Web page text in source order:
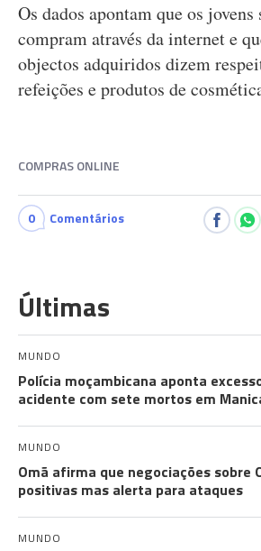
Os dados apontam que os
compram através da internet e
objectos adquiridos dizem
refeições e produtos de
COMPRAS ONLINE
0 Comentários
Últimas
MUNDO
Polícia moçambicana aponta
acidente com sete mortos em
MUNDO
Omã afirma que negociações sobre
positivas mas alerta para ataques
MUNDO